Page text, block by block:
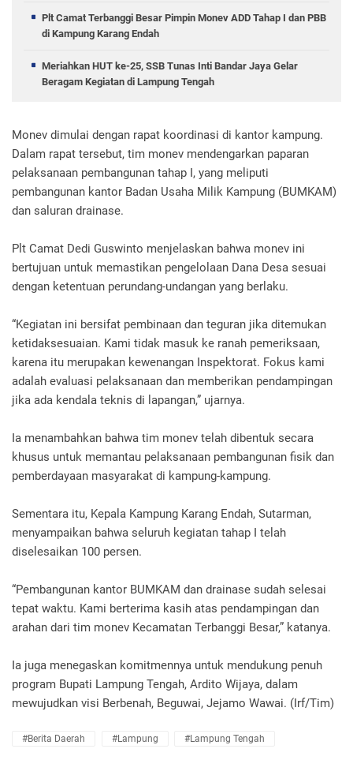
Plt Camat Terbanggi Besar Pimpin Monev ADD Tahap I dan PBB
di Kampung Karang Endah
Meriahkan HUT ke-25, SSB Tunas Inti Bandar Jaya Gelar
Beragam Kegiatan di Lampung Tengah
Monev dimulai dengan rapat koordinasi di kantor kampung.
Dalam rapat tersebut, tim monev mendengarkan paparan
pelaksanaan pembangunan tahap I, yang meliputi
pembangunan kantor Badan Usaha Milik Kampung (BUMKAM)
dan saluran drainase.
Plt Camat Dedi Guswinto menjelaskan bahwa monev ini
bertujuan untuk memastikan pengelolaan Dana Desa sesuai
dengan ketentuan perundang-undangan yang berlaku.
“Kegiatan ini bersifat pembinaan dan teguran jika ditemukan
ketidaksesuaian. Kami tidak masuk ke ranah pemeriksaan,
karena itu merupakan kewenangan Inspektorat. Fokus kami
adalah evaluasi pelaksanaan dan memberikan pendampingan
jika ada kendala teknis di lapangan,” ujarnya.
Ia menambahkan bahwa tim monev telah dibentuk secara
khusus untuk memantau pelaksanaan pembangunan fisik dan
pemberdayaan masyarakat di kampung-kampung.
Sementara itu, Kepala Kampung Karang Endah, Sutarman,
menyampaikan bahwa seluruh kegiatan tahap I telah
diselesaikan 100 persen.
“Pembangunan kantor BUMKAM dan drainase sudah selesai
tepat waktu. Kami berterima kasih atas pendampingan dan
arahan dari tim monev Kecamatan Terbanggi Besar,” katanya.
Ia juga menegaskan komitmennya untuk mendukung penuh
program Bupati Lampung Tengah, Ardito Wijaya, dalam
mewujudkan visi Berbenah, Beguwai, Jejamo Wawai. (Irf/Tim)
#Berita Daerah #Lampung #lampung Tengah